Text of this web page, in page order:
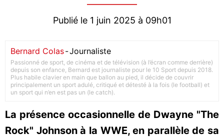
Publié le 1 juin 2025 à 09h01
Bernard Colas-Journaliste
Passionné de sport, de cinéma et de télévision (à l’écran comme derrière)
depuis son enfance, Bernard est journaliste pour le 10 Sport depuis 2018.
Plus habile clavier en main que ballon au pied, il décide de couvrir
principalement un sport adulé, critiqué et détesté à la fois (le football) et
un sport qui n’en est pas un (le catch).
La présence occasionnelle de Dwayne "The
Rock" Johnson à la WWE, en parallèle de sa